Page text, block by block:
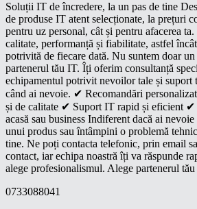
Soluții IT de încredere, la un pas de tine
de produse IT atent selecționate, la prețuri
pentru uz personal, cât și pentru afacerea
calitate, performanță și fiabilitate, astfel
potrivită de fiecare dată. Nu suntem doar
partenerul tău IT. Îți oferim consultanță
echipamentul potrivit nevoilor tale și suport
când ai nevoie. ✔ Recomandări
și de calitate ✔ Suport IT rapid și eficient ✔
acasă sau business Indiferent dacă ai
unui produs sau întâmpini o problemă
tine. Ne poți contacta telefonic, prin email
contact, iar echipa noastră îți va răspunde
alege profesionalismul. Alege partenerul
0733088041